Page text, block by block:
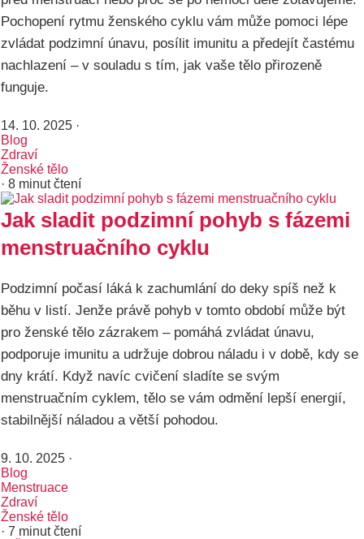
Pochopení rytmu ženského cyklu vám může pomoci lépe
zvládat podzimní únavu, posílit imunitu a předejít častému
nachlazení – v souladu s tím, jak vaše tělo přirozeně
funguje.
14. 10. 2025 ·
Blog
Zdraví
Ženské tělo
· 8 minut čtení
Jak sladit podzimní pohyb s fázemi
menstruačního cyklu
Podzimní počasí láká k zachumlání do deky spíš než k
běhu v listí. Jenže právě pohyb v tomto období může být
pro ženské tělo zázrakem – pomáhá zvládat únavu,
podporuje imunitu a udržuje dobrou náladu i v době, kdy se
dny krátí. Když navíc cvičení sladíte se svým
menstruačním cyklem, tělo se vám odmění lepší energií,
stabilnější náladou a větší pohodou.
9. 10. 2025 ·
Blog
Menstruace
Zdraví
Ženské tělo
· 7 minut čtení